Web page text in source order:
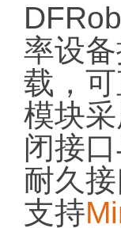
率设
载，
模块
闭接
耐久
支持